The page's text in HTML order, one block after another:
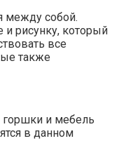
между собой.
и рисунку, который
все
также
и мебель
в данном